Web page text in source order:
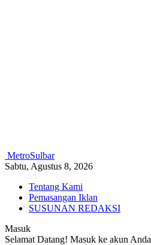
MetroSulbar
Sabtu, Agustus 8, 2026
Tentang Kami
Pemasangan Iklan
SUSUNAN REDAKSI
Masuk
Selamat Datang! Masuk ke akun Anda